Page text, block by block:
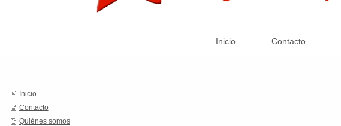
Inicio Contacto
Inicio
Contacto
Quiénes somos